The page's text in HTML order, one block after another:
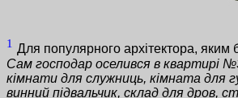
1 Для популярного архiтектора, яким
Сам господар оселився в квартирі
кімнати для служниць, кімната для
винний підвальчик, склад для дров,